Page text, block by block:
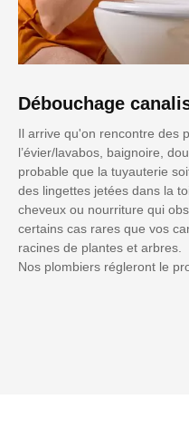
Débouchage
Il arrive qu'on rencontre des
l’évier/lavabos, baignoire,
probable que la tuyauterie
des lingettes jetées dans la
cheveux ou nourriture qui
certains cas rares que vos
racines de plantes et arbres.
Nos plombiers régleront le